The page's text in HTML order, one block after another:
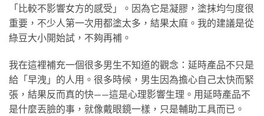
「比較不影響女方的感受」。因為它是凝膠，塗抹均勻度很
重要，不少人第一次用都塗太多，結果太麻。我的建議是從
綠豆大小開始試，不夠再補。
我在這裡補充一個很多男生不知道的觀念：延時產品不只是
給「早洩」的人用。很多時候，男生因為擔心自己太快而緊
張，結果反而真的快——這是心理影響生理。用延時產品不
是什麼丟臉的事，就像戴眼鏡一樣，只是輔助工具而已。